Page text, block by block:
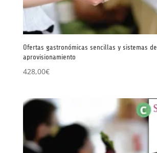
Ofertas gastronómicas sencillas y sistemas de
aprovisionamiento
428,00€